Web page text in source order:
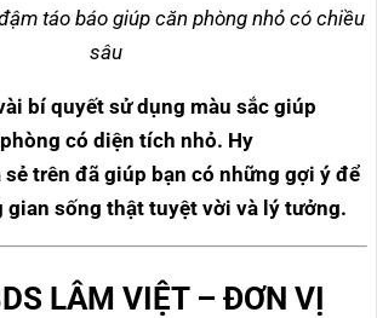
táo báo giúp căn phòng nhỏ có chiều
sâu
bí quyết sử dụng màu sắc giúp
có diện tích nhỏ. Hy
trên đã giúp bạn có những gợi ý để
gian sống thật tuyệt vời và lý tưởng.
LÂM VIỆT – ĐƠN VỊ